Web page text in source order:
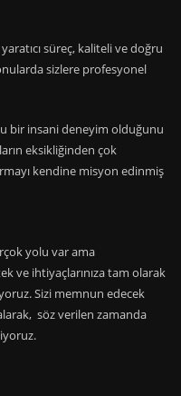
süreç, kaliteli ve doğru
sizlere profesyonel
bir insani deneyim olduğunu
eksikliğinden çok
kendine misyon edinmiş
yolu var ama
ve ihtiyaçlarınıza tam olarak
Sizi memnun edecek
söz verilen zamanda